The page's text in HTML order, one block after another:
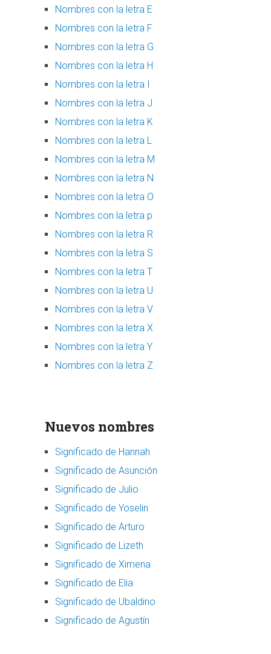
Nombres con la letra E
Nombres con la letra F
Nombres con la letra G
Nombres con la letra H
Nombres con la letra I
Nombres con la letra J
Nombres con la letra K
Nombres con la letra L
Nombres con la letra M
Nombres con la letra N
Nombres con la letra O
Nombres con la letra p
Nombres con la letra R
Nombres con la letra S
Nombres con la letra T
Nombres con la letra U
Nombres con la letra V
Nombres con la letra X
Nombres con la letra Y
Nombres con la letra Z
Nuevos nombres
Significado de Hannah
Significado de Asunción
Significado de Julio
Significado de Yoselin
Significado de Arturo
Significado de Lizeth
Significado de Ximena
Significado de Elia
Significado de Ubaldino
Significado de Agustín